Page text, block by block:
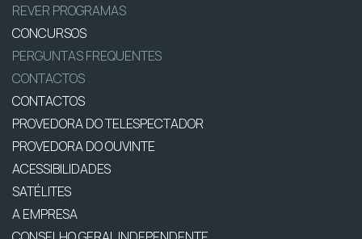
REVER PROGRAMAS
CONCURSOS
PERGUNTAS FREQUENTES
CONTACTOS
CONTACTOS
PROVEDORA DO TELESPECTADOR
PROVEDORA DO OUVINTE
ACESSIBILIDADES
SATÉLITES
A EMPRESA